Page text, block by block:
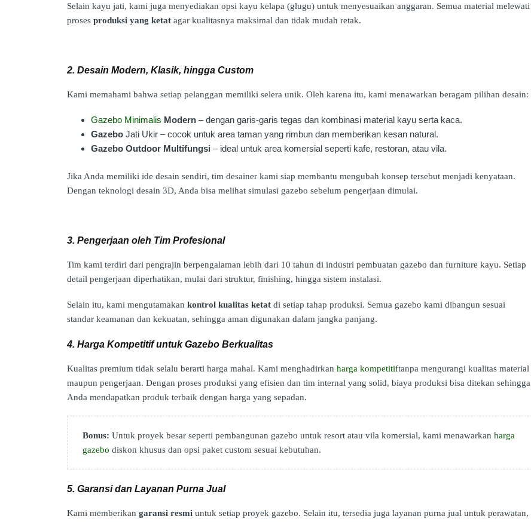
Selain kayu jati, kami juga menyediakan opsi kayu kelapa (glugu) untuk menyesuaikan anggaran. Semua material melewati
proses produksi yang ketat agar kualitasnya maksimal dan tidak mudah retak.
2. Desain Modern, Klasik, hingga Custom
Kami memahami bahwa setiap pelanggan memiliki selera unik. Oleh karena itu, kami menawarkan beragam pilihan desain:
Gazebo Minimalis Modern – dengan garis-garis tegas dan kombinasi material kayu serta kaca.
Gazebo Jati Ukir – cocok untuk area taman yang rimbun dan memberikan kesan natural.
Gazebo Outdoor Multifungsi – ideal untuk area komersial seperti kafe, restoran, atau vila.
Jika Anda memiliki ide desain sendiri, tim desainer kami siap membantu mengubah konsep tersebut menjadi kenyataan.
Dengan teknologi desain 3D, Anda bisa melihat simulasi gazebo sebelum pengerjaan dimulai.
3. Pengerjaan oleh Tim Profesional
Tim kami terdiri dari pengrajin berpengalaman lebih dari 10 tahun di industri pembuatan gazebo dan furniture kayu. Setiap
detail pengerjaan diperhatikan, mulai dari struktur, finishing, hingga sistem instalasi.
Selain itu, kami mengutamakan kontrol kualitas ketat di setiap tahap produksi. Semua gazebo kami dibangun sesuai
standar keamanan dan kekuatan, sehingga aman digunakan dalam jangka panjang.
4. Harga Kompetitif untuk Gazebo Berkualitas
Kualitas premium tidak selalu berarti harga mahal. Kami menghadirkan harga kompetitiftanpa mengurangi kualitas material
maupun pengerjaan. Dengan proses produksi yang efisien dan tim internal yang solid, biaya produksi bisa ditekan sehingga
Anda mendapatkan produk terbaik dengan harga yang sepadan.
Bonus: Untuk proyek besar seperti pembangunan gazebo untuk resort atau vila komersial, kami menawarkan harga
gazebo diskon khusus dan opsi paket custom sesuai kebutuhan.
5. Garansi dan Layanan Purna Jual
Kami memberikan garansi resmi untuk setiap proyek gazebo. Selain itu, tersedia juga layanan purna jual untuk perawatan,